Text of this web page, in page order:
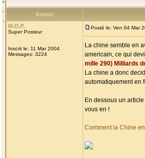
Auteur
M.O.P.
Super Posteur
Inscrit le: 11 Mar 2004
Messages: 3224
Posté le: Ven 04 Mar
La chine semble en
americain, ce qui
mille 290) Milliards
La chine a donc
automatiquement en
En dessous un
vous en !
Comment la Chine